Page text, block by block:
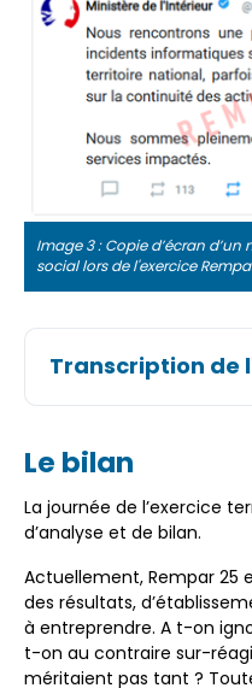
Image 3 : Copie d’écran
social lors de l'exercice
Transcription de
Le bilan
La journée de l’exercice
d’analyse et de bilan.
Actuellement, Rempar 25
des résultats,
à entreprendre. A t-on
t-on au contraire sur-
méritaient pas tant ?